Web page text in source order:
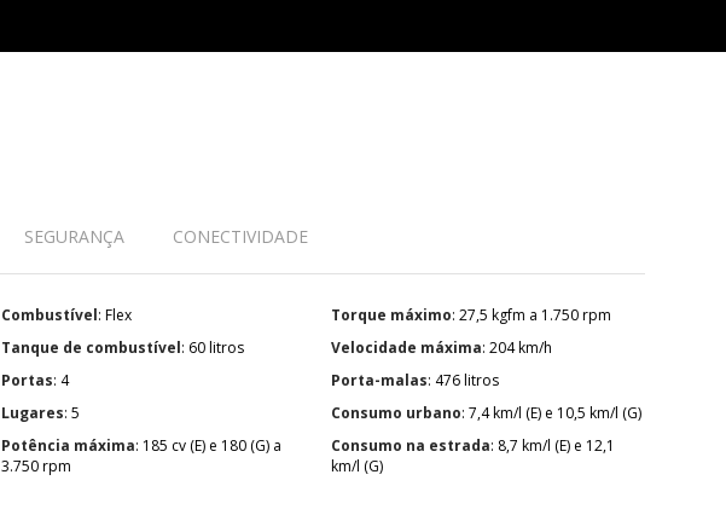
SEGURANÇA CONECTIVIDADE
Combustível : Flex
Tanque de combustível : 60 litros
Portas : 4
Lugares : 5
Potência máxima: 185 cv (E) e 180 (G) a
3.750 rpm
Torque máximo : 27,5 kgfm a 1.750 rpm
Velocidade máxima : 204 km/h
Porta-malas : 476 litros
Consumo urbano : 7,4 km/l (E) e 10,5 km/l (G)
Consumo na estrada: 8,7 km/l (E) e 12,1
km/l (G)